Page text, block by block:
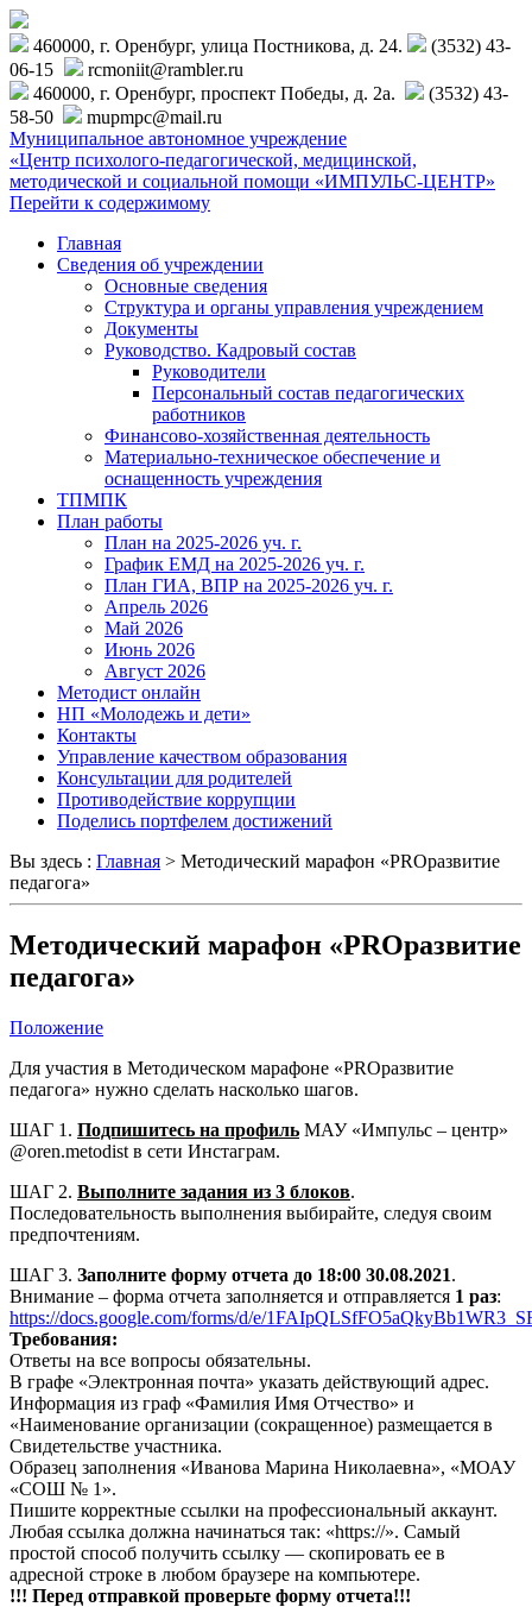
460000, г. Оренбург, улица Постникова, д. 24.
(3532) 43-
06-15
rcmoniit@rambler.ru
460000, г. Оренбург, проспект Победы, д. 2а.
(3532) 43-
58-50
mupmpc@mail.ru
Муниципальное автономное учреждение
«Центр психолого-педагогической, медицинской,
методической и социальной помощи «ИМПУЛЬС-ЦЕНТР»
Перейти к содержимому
Главная
Сведения об учреждении
Основные сведения
Структура и органы управления учреждением
Документы
Руководство. Кадровый состав
Руководители
Персональный состав педагогических
работников
Финансово-хозяйственная деятельность
Материально-техническое обеспечение и
оснащенность учреждения
ТПМПК
План работы
План на 2025-2026 уч. г.
График ЕМД на 2025-2026 уч. г.
План ГИА, ВПР на 2025-2026 уч. г.
Апрель 2026
Май 2026
Июнь 2026
Август 2026
Методист онлайн
НП «Молодежь и дети»
Контакты
Управление качеством образования
Консультации для родителей
Противодействие коррупции
Поделись портфелем достижений
Вы здесь : Главная > Методический марафон «PROразвитие
педагога»
Методический марафон «PROразвитие
педагога»
Положение
Для участия в Методическом марафоне «PROразвитие
педагога» нужно сделать насколько шагов.
ШАГ 1. Подпишитесь на профиль МАУ «Импульс – центр»
@oren.metodist в сети Инстаграм.
ШАГ 2. Выполните задания из 3 блоков.
Последовательность выполнения выбирайте, следуя своим
предпочтениям.
ШАГ 3. Заполните форму отчета до 18:00 30.08.2021.
Внимание – форма отчета заполняется и отправляется 1 раз:
https://docs.google.com/forms/d/e/
Требования:
Ответы на все вопросы обязательны.
В графе «Электронная почта» указать действующий адрес.
Информация из граф «Фамилия Имя Отчество» и
«Наименование организации (сокращенное) размещается в
Свидетельстве участника.
Образец заполнения «Иванова Марина Николаевна», «МОАУ
«СОШ № 1».
Пишите корректные ссылки на профессиональный аккаунт.
Любая ссылка должна начинаться так: «https://». Самый
простой способ получить ссылку — скопировать ее в
адресной строке в любом браузере на компьютере.
!!! Перед отправкой проверьте форму отчета!!!